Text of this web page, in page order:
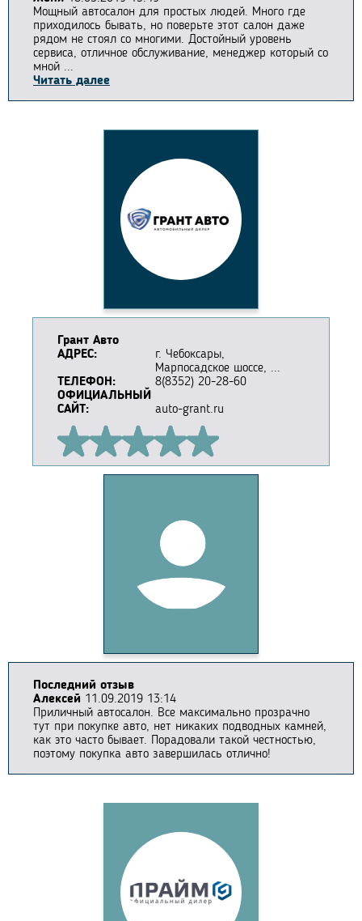
Мощный автосалон для простых людей. Много где
приходилось бывать, но поверьте этот салон даже
рядом не стоял со многими. Достойный уровень
сервиса, отличное обслуживание, менеджер который со
мной ...
Читать далее
Грант Авто
АДРЕС:
г. Чебоксары,
Марпосадское шоссе, ...
ТЕЛЕФОН:
8(8352) 20-28-60
ОФИЦИАЛЬНЫЙ
САЙТ:
auto-grant.ru
Последний отзыв
Алексей 11.09.2019 13:14
Приличный автосалон. Все максимально прозрачно
тут при покупке авто, нет никаких подводных камней,
как это часто бывает. Порадовали такой честностью,
поэтому покупка авто завершилась отлично!